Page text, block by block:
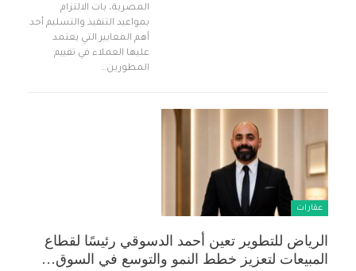
المصرية، بات الالتزام
بمواعيد التنفيذ والتسليم أحد
أهم المعايير التي يعتمد
عليها العملاء في تقييم
المطورين…
عقارات
الرياض للتطوير تعين أحمد الدسوقي رئيسًا لقطاع
المبيعات لتعزيز خطط النمو والتوسع في السوق…